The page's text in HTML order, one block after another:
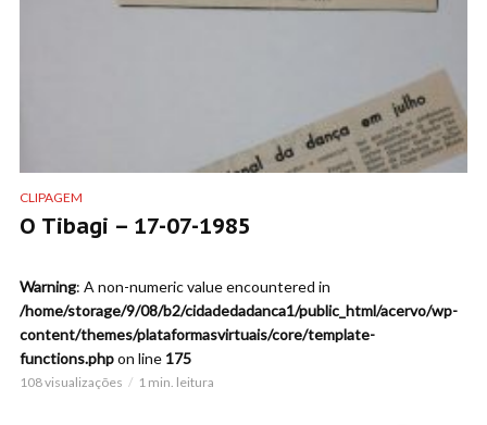
CLIPAGEM
O Tibagi – 17-07-1985
Warning: A non-numeric value encountered in
/home/storage/9/08/b2/cidadedadanca1/public_html/acervo/wp-
content/themes/plataformasvirtuais/core/template-
functions.phpon line 175
108 visualizações 1 min. leitura